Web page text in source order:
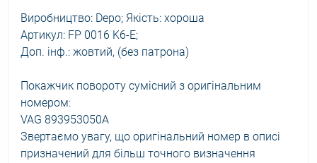
Виробництво: Depo; Якість: хороша
Артикул: FP 0016 K6-E;
Доп. інф.: жовтий, (без патрона)
Покажчик повороту сумісний з оригінальним
номером:
VAG 893953050A
Звертаємо увагу, що оригінальний номер в описі
призначений для більш точного визначення